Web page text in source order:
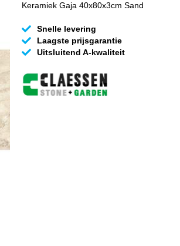
Keramiek Gaja 40x80x3cm Sand
Snelle levering
Laagste prijsgarantie
Uitsluitend A-kwaliteit